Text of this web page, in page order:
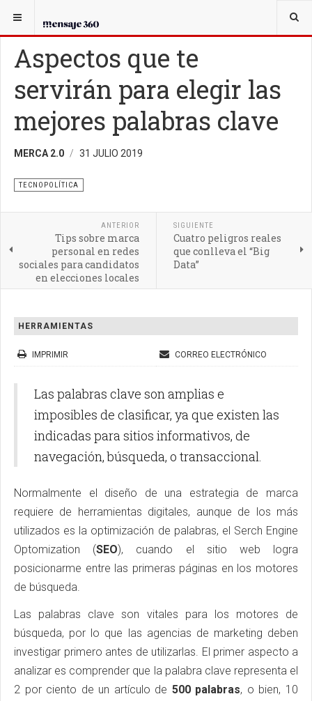
USTED ESTÁ AQUÍ:
Aspectos que te
servirán para elegir las
mejores palabras clave
MERCA 2.0 31 JULIO 2019
TECNOPOLÍTICA
ANTERIOR
Tips sobre marca
personal en redes
sociales para candidatos
en elecciones locales
SIGUIENTE
Cuatro peligros reales
que conlleva el “Big
Data”
HERRAMIENTAS
IMPRIMIR CORREO ELECTRÓNICO
Las palabras clave son amplias e
imposibles de clasificar, ya que existen las
indicadas para sitios informativos, de
navegación, búsqueda, o transaccional.
Normalmente el diseño de una estrategia de marca
requiere de herramientas digitales, aunque de los más
utilizados es la optimización de palabras, el Serch Engine
Optomization (SEO), cuando el sitio web logra
posicionarme entre las primeras páginas en los motores
de búsqueda.
Las palabras clave son vitales para los motores de
búsqueda, por lo que las agencias de marketing deben
investigar primero antes de utilizarlas. El primer aspecto a
analizar es comprender que la palabra clave representa el
2 por ciento de un artículo de 500 palabras, o bien, 10